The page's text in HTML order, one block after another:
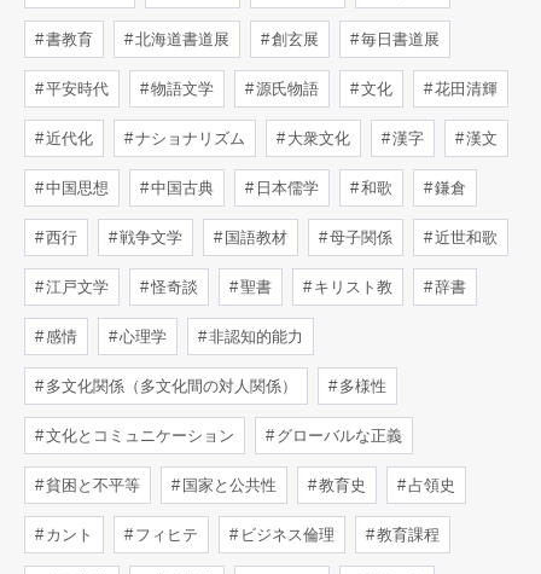
書教育 北海道書道展 創玄展 毎日書道展
平安時代 物語文学 源氏物語 文化 花田清輝
近代化 ナショナリズム 大衆文化 漢字 漢文
中国思想 中国古典 日本儒学 和歌 鎌倉
西行 戦争文学 国語教材 母子関係 近世和歌
江戸文学 怪奇談 聖書 キリスト教 辞書
感情 心理学 非認知的能力
多文化関係（多文化間の対人関係） 多様性
文化とコミュニケーション グローバルな正義
貧困と不平等 国家と公共性 教育史 占領史
カント フィヒテ ビジネス倫理 教育課程